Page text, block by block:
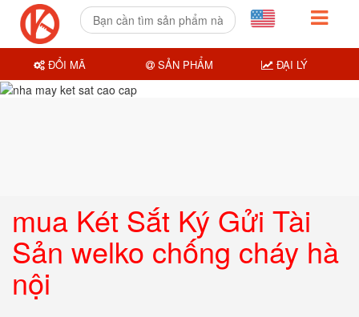
mua Két Sắt Ký Gửi Tài
Sản welko chống cháy hà
nội
ĐỔI MÃ SẢN PHẨM ĐẠI LÝ